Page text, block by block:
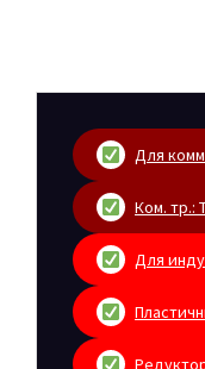
Для
Ком. тр.:
Для